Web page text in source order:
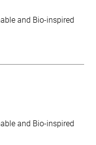
and Bio-inspired
and Bio-inspired